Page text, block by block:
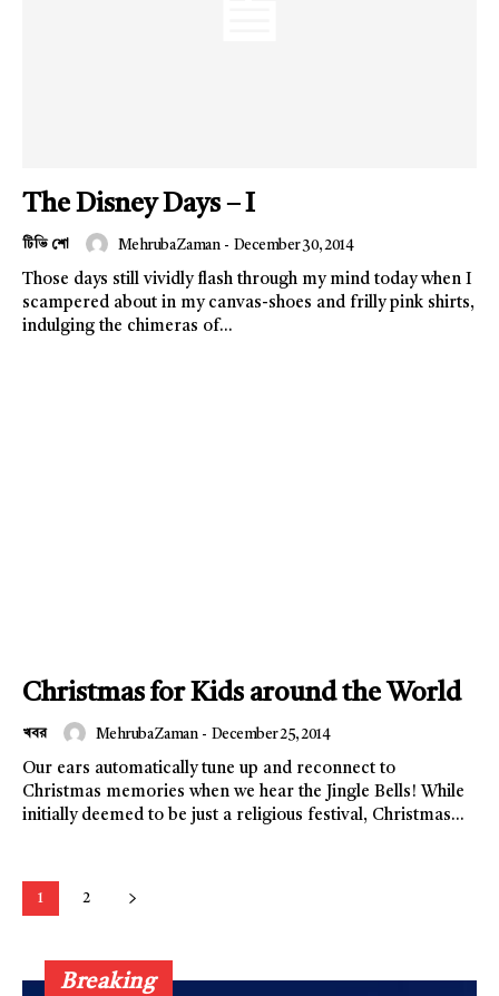
Champs21
The Disney Days – I
টিভি শো Mehruba Zaman - December 30, 2014
Those days still vividly flash through my mind today when I
scampered about in my canvas-shoes and frilly pink shirts,
indulging the chimeras of...
Christmas for Kids around the World
খবর Mehruba Zaman - December 25, 2014
Our ears automatically tune up and reconnect to
Christmas memories when we hear the Jingle Bells! While
initially deemed to be just a religious festival, Christmas...
1 2
Breaking